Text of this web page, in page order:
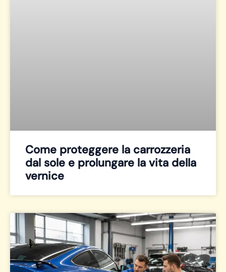
Come proteggere la carrozzeria
dal sole e prolungare la vita della
vernice